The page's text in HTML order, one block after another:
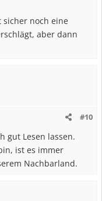
sicher noch eine
aber dann
#10
gut Lesen lassen.
ist es immer
Nachbarland.